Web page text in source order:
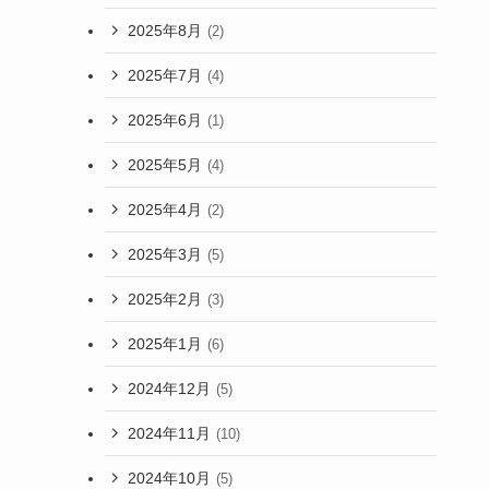
2025年8月 (2)
2025年7月 (4)
2025年6月 (1)
2025年5月 (4)
2025年4月 (2)
2025年3月 (5)
2025年2月 (3)
2025年1月 (6)
2024年12月 (5)
2024年11月 (10)
2024年10月 (5)